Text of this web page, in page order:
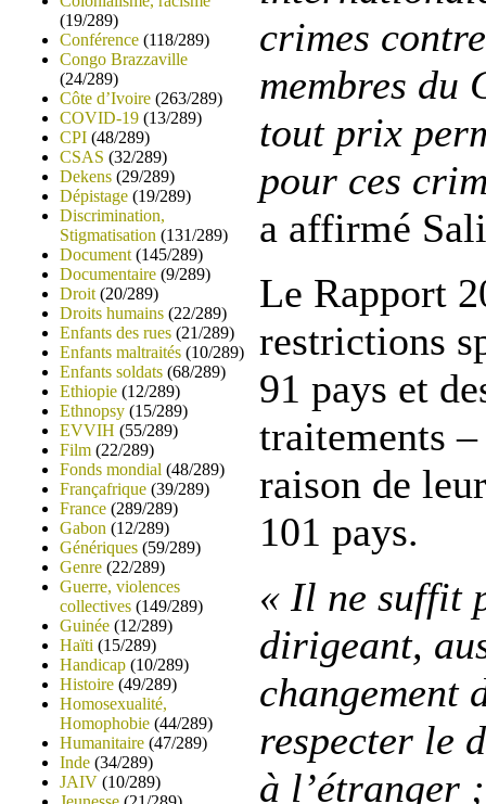
(19/289)
Conférence (118/289)
Congo Brazzaville
(24/289)
Côte d’Ivoire (263/289)
COVID-19 (13/289)
CPI (48/289)
CSAS (32/289)
Dekens (29/289)
Dépistage (19/289)
Discrimination,
Stigmatisation (131/289)
Document (145/289)
Documentaire (9/289)
Droit (20/289)
Droits humains (22/289)
Enfants des rues (21/289)
Enfants maltraités (10/289)
Enfants soldats (68/289)
Ethiopie (12/289)
Ethnopsy (15/289)
EVVIH (55/289)
Film (22/289)
Fonds mondial (48/289)
Françafrique (39/289)
France (289/289)
Gabon (12/289)
Génériques (59/289)
Genre (22/289)
Guerre, violences
collectives (149/289)
Guinée (12/289)
Haïti (15/289)
Handicap (10/289)
Histoire (49/289)
Homosexualité,
Homophobie (44/289)
Humanitaire (47/289)
Inde (34/289)
JAIV (10/289)
crimes
membres du
tout prix
pour ces
a affirmé
Le Rapport
restrictions
91 pays et
traitements
raison de
101 pays.
« Il ne suffit
dirigeant,
changement
respecter le
à l’étranger